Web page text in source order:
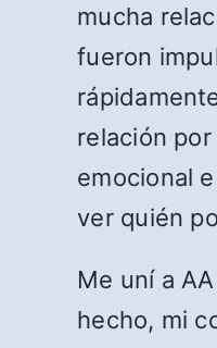
mucha
fueron
relación
emocional
ver quién
Me uní a
hecho, mi